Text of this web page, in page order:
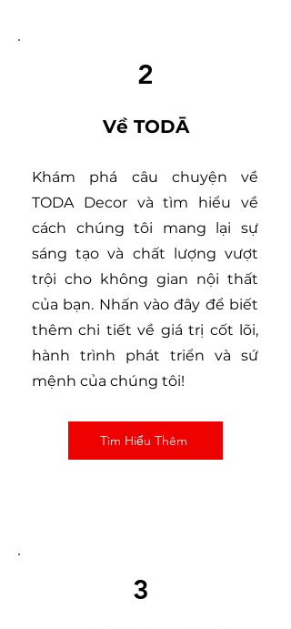
2
Về TODĀ
Khám phá câu chuyện về
TODA Decor và tìm hiểu về
cách chúng tôi mang lại sự
sáng tạo và chất lượng vượt
trội cho không gian nội thất
của bạn. Nhấn vào đây để biết
thêm chi tiết về giá trị cốt lõi,
hành trình phát triển và sứ
mệnh của chúng tôi!
Tìm Hiểu Thêm
3